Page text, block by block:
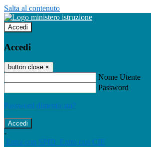
Salta al contenuto
Accedi
Accedi
button close ×
Nome Utente
Password
Password dimenticata?
-
Entra con SPID Entra con CIE